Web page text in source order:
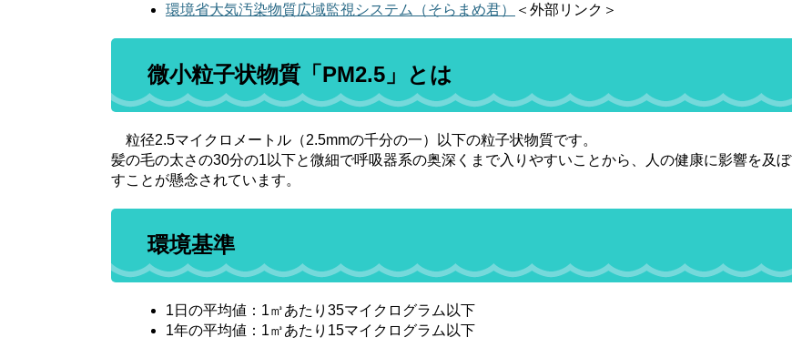
環境省大気汚染物質広域監視システム（そらまめ君）
＜外部リンク＞
微小粒子状物質「PM2.5」とは
粒径2.5マイクロメートル（2.5mmの千分の一）以下の粒子状物質です。
髪の毛の太さの30分の1以下と微細で呼吸器系の奥深くまで入りやすいことから、人の健康に影響を及ぼ
すことが懸念されています。
環境基準
1日の平均値：1㎥あたり35マイクログラム以下
1年の平均値：1㎥あたり15マイクログラム以下